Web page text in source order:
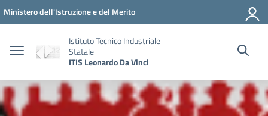
Vai ai contenuti
Vai al menu di navigazione
Vai al footer
Ministero dell'Istruzione e del Merito
Istituto Tecnico Industriale
Statale
ITIS Leonardo Da Vinci